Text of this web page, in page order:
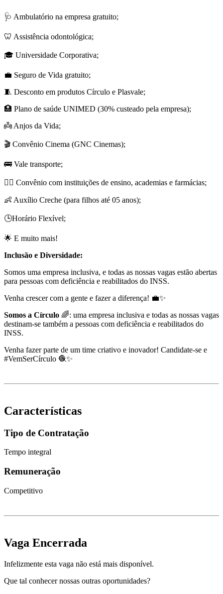
🩺 Ambulatório na empresa gratuito;
🦷 Assistência odontológica;
🎓 Universidade Corporativa;
💼 Seguro de Vida gratuito;
🧵 Desconto em produtos Círculo e Plasvale;
🏥 Plano de saúde UNIMED (30% custeado pela empresa);
👼 Anjos da Vida;
🎬 Convênio Cinema (GNC Cinemas);
🚌 Vale transporte;
🏋️‍♂️ Convênio com instituições de ensino, academias e farmácias;
👶 Auxílio Creche (para filhos até 05 anos);
🕒Horário Flexível;
🌟 E muito mais!
Inclusão e Diversidade:
Somos uma empresa inclusiva, e todas as nossas vagas estão abertas
para pessoas com deficiência e reabilitados do INSS.
Venha crescer com a gente e fazer a diferença! 💼✨
Somos a Círculo 🌈: uma empresa inclusiva e todas as nossas vagas
destinam-se também a pessoas com deficiência e reabilitados do
INSS.
Venha fazer parte de um time criativo e inovador! Candidate-se e
#VemSerCírculo 🧶✨
Características
Tipo de Contratação
Tempo integral
Remuneração
Competitivo
Vaga Encerrada
Infelizmente esta vaga não está mais disponível.
Que tal conhecer nossas outras oportunidades?